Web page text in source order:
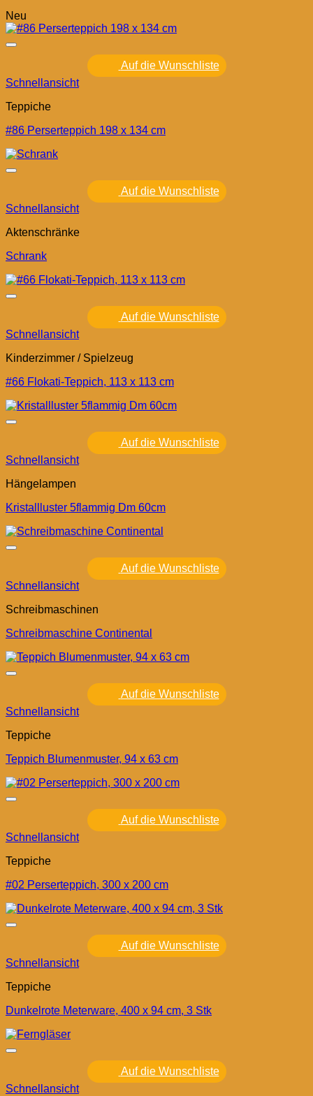
Neu
Auf die Wunschliste
Schnellansicht
Teppiche
#86 Perserteppich 198 x 134 cm
Auf die Wunschliste
Schnellansicht
Aktenschränke
Schrank
Auf die Wunschliste
Schnellansicht
Kinderzimmer / Spielzeug
#66 Flokati-Teppich, 113 x 113 cm
Auf die Wunschliste
Schnellansicht
Hängelampen
Kristallluster 5flammig Dm 60cm
Auf die Wunschliste
Schnellansicht
Schreibmaschinen
Schreibmaschine Continental
Auf die Wunschliste
Schnellansicht
Teppiche
Teppich Blumenmuster, 94 x 63 cm
Auf die Wunschliste
Schnellansicht
Teppiche
#02 Perserteppich, 300 x 200 cm
Auf die Wunschliste
Schnellansicht
Teppiche
Dunkelrote Meterware, 400 x 94 cm, 3 Stk
Auf die Wunschliste
Schnellansicht